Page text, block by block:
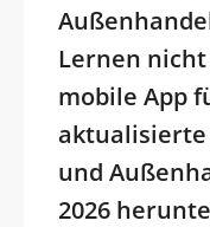
Lernen
mobile App
aktualisierte
und
2026